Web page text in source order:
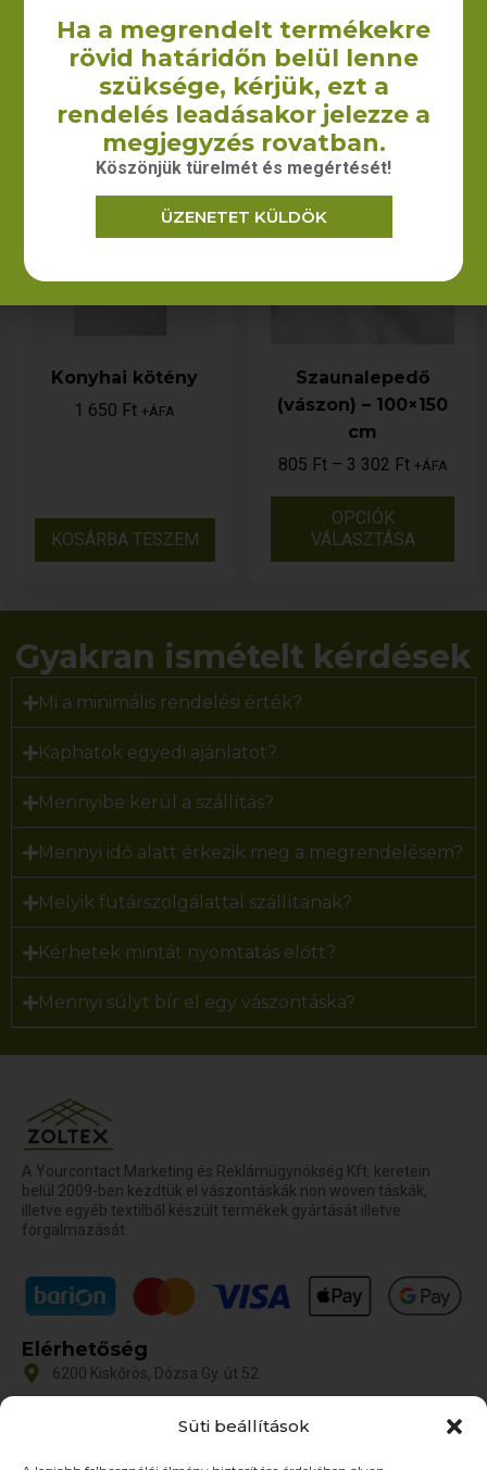
Süti beállítások
2 490 Ft +ÁFA
KOSÁRBA TESZEM
1 500 Ft +ÁFA
KOSÁRBA TESZEM
Konyhai kötény
1 650 Ft +ÁFA
KOSÁRBA TESZEM
Szaunalepedő
(vászon) – 100×150
cm
805 Ft – 3 302 Ft +ÁFA
OPCIÓK
VÁLASZTÁSA
Gyakran ismételt kérdések
Mi a minimális rendelési érték?
Kaphatok egyedi ajánlatot?
Mennyibe kerül a szállítás?
Mennyi idő alatt érkezik meg a megrendelésem?
Melyik futárszolgálattal szállítanak?
Kérhetek mintát nyomtatás előtt?
Mennyi súlyt bír el egy vászontáska?
A Yourcontact Marketing és Reklámügynökség Kft. keretein
belül 2009-ben kezdtük el vászontáskák non woven táskák,
illetve egyéb textilből készült termékek gyártását illetve
forgalmazását.
Elérhetőség
6200 Kiskőrös, Dózsa Gy. út 52.
Ha a megrendelt termékekre
rövid határidőn belül lenne
szüksége, kérjük, ezt a
rendelés leadásakor jelezze a
megjegyzés rovatban.
Köszönjük türelmét és megértését!
ÜZENETET KÜLDÖK